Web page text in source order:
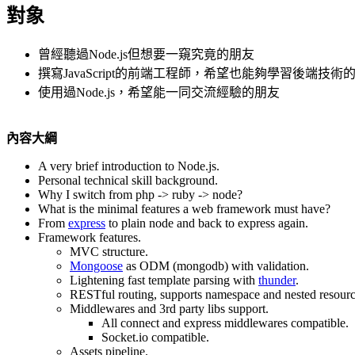
對象
曾經聽過Node.js但想要一窺究竟的朋友
撰寫JavaScript的前端工程師，希望也能夠學習後端技術
使用過Node.js，希望能一同交流經驗的朋友
內容大綱
A very brief introduction to Node.js.
Personal technical skill background.
Why I switch from php -> ruby -> node?
What is the minimal features a web framework must have?
From express to plain node and back to express again.
Framework features.
MVC structure.
Mongoose as ODM (mongodb) with validation.
Lightening fast template parsing with thunder.
RESTful routing, supports namespace and nested
Middlewares and 3rd party libs support.
All connect and express middlewares compatible.
Socket.io compatible.
Assets pipeline.